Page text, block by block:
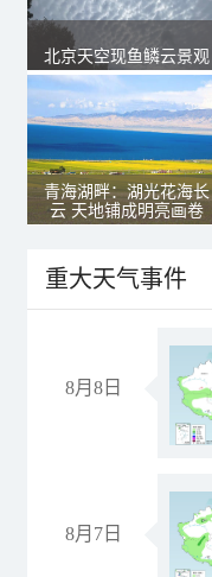
北京天空现鱼鳞云景观
青海湖畔：湖光花海长
云 天地铺成明亮画卷
重大天气事件
8月8日
8月7日